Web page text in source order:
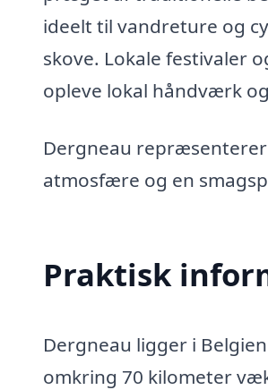
ideelt til vandreture og
skove. Lokale festivaler
opleve lokal håndværk
Dergneau
atmosfære og en
Praktisk
Dergneau ligger i
omkring 70 kilometer